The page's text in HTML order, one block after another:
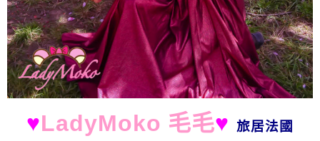
♥LadyMoko 毛毛♥ 旅居法國